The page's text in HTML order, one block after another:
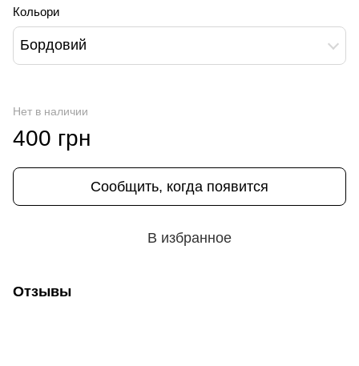
Кольори
Бордовий
Нет в наличии
400 грн
Сообщить, когда появится
В избранное
Отзывы